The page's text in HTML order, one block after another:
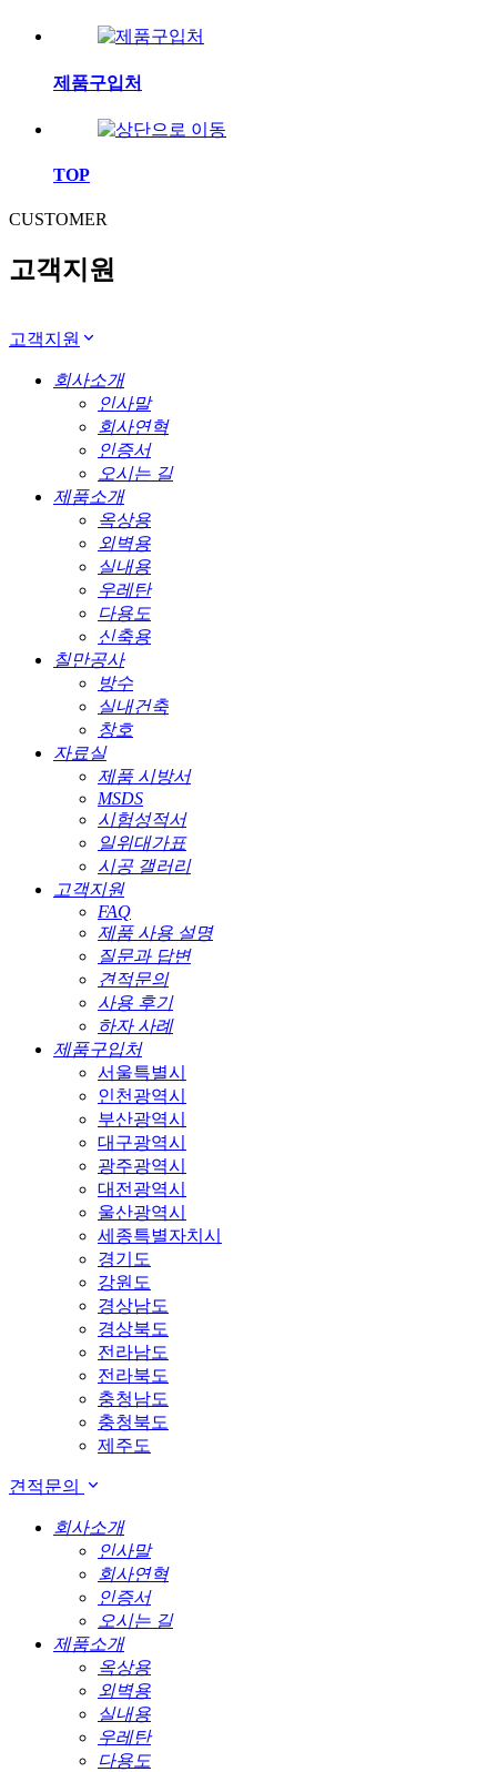
제품구입처
TOP
CUSTOMER
고객지원
고객지원
회사소개
인사말
회사연혁
인증서
오시는 길
제품소개
옥상용
외벽용
실내용
우레탄
다용도
신축용
칠만공사
방수
실내건축
창호
자료실
제품 시방서
MSDS
시험성적서
일위대가표
시공 갤러리
고객지원
FAQ
제품 사용 설명
질문과 답변
견적문의
사용 후기
하자 사례
제품구입처
서울특별시
인천광역시
부산광역시
대구광역시
광주광역시
대전광역시
울산광역시
세종특별자치시
경기도
강원도
경상남도
경상북도
전라남도
전라북도
충청남도
충청북도
제주도
견적문의
회사소개
인사말
회사연혁
인증서
오시는 길
제품소개
옥상용
외벽용
실내용
우레탄
다용도